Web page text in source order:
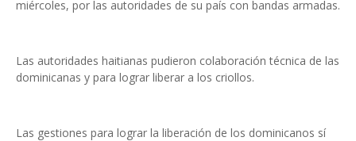
miércoles, por las au­toridades de su país con ban­das armadas.
Las autoridades haitianas pudieron colaboración técni­ca de las
dominicanas y para lograr liberar a los criollos.
Las gestiones para lograr la liberación de los dominica­nos sí